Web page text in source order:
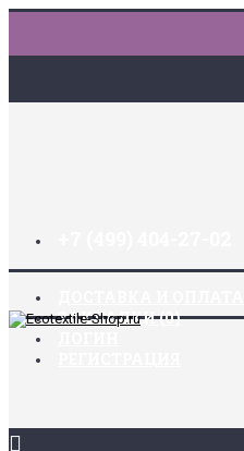
ЗАКЛАДКИ (0)